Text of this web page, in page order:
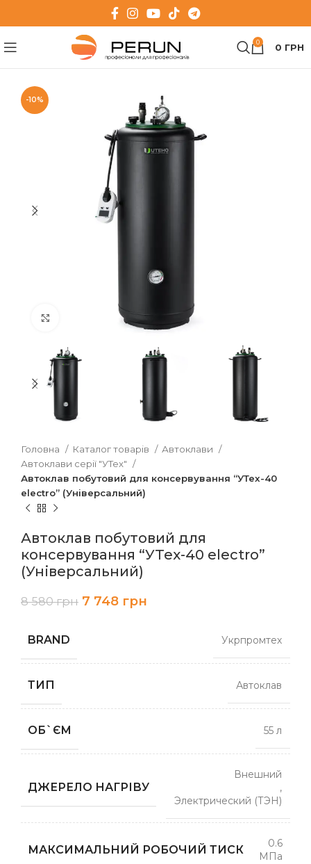
0 0 ГРН
-10%
Клацніть, щоб збільшити
Головна Каталог товарів
Автоклави
Автоклави серії "УТех"
Автоклав побутовий для консервування “УТех-40
electro” (Універсальний)
Автоклав побутовий для
консервування “УТех-40 electro”
(Універсальний)
8 580грн 7 748 грн
BRAND Укрпромтех
ТИП Автоклав
ОБ`ЄМ 55 л
ДЖЕРЕЛО НАГРІВУ
Внешний
,
Электрический (ТЭН)
МАКСИМАЛЬНИЙ РОБОЧИЙ ТИСК
0.6
МПа